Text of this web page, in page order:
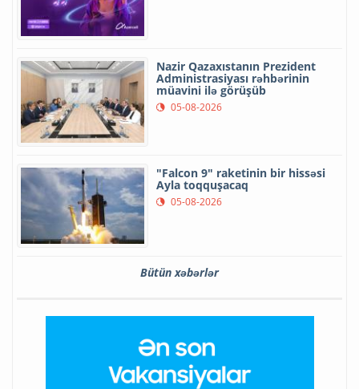
Nazir Qazaxıstanın Prezident
Administrasiyası rəhbərinin
müavini ilə görüşüb
05-08-2026
"Falcon 9" raketinin bir hissəsi
Ayla toqquşacaq
05-08-2026
Bütün xəbərlər